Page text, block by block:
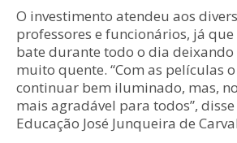
O investimento atendeu aos
professores e funcionários, já que
bate durante todo o dia
muito quente. “Com as películas
continuar bem iluminado, mas,
mais agradável para todos”,
Educação José Junqueira de